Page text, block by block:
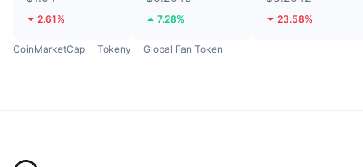
2.61% 7.28% 23.58%
CoinMarketCap Tokeny Global Fan Token